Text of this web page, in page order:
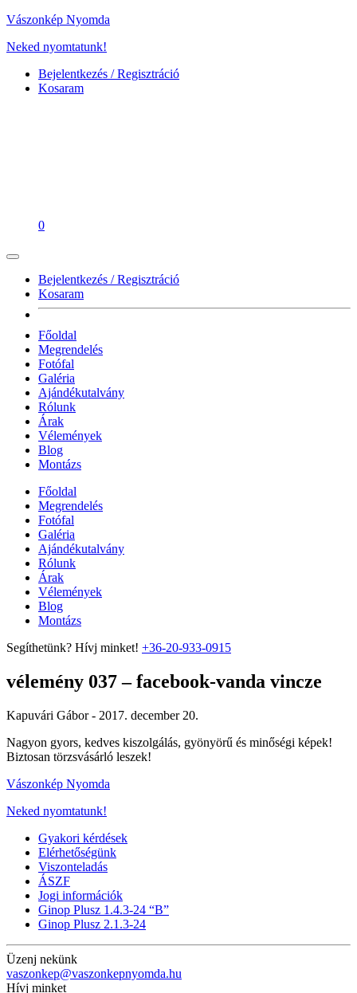
Vászonkép Nyomda
Neked nyomtatunk!
Bejelentkezés / Regisztráció
Kosaram
0
Bejelentkezés / Regisztráció
Kosaram
Főoldal
Megrendelés
Fotófal
Galéria
Ajándékutalvány
Rólunk
Árak
Vélemények
Blog
Montázs
Főoldal
Megrendelés
Fotófal
Galéria
Ajándékutalvány
Rólunk
Árak
Vélemények
Blog
Montázs
Segíthetünk? Hívj minket! +36-20-933-0915
vélemény 037 – facebook-vanda vincze
Kapuvári Gábor - 2017. december 20.
Nagyon gyors, kedves kiszolgálás, gyönyörű és minőségi képek!
Biztosan törzsvásárló leszek!
Vászonkép Nyomda
Neked nyomtatunk!
Gyakori kérdések
Elérhetőségünk
Viszonteladás
ÁSZF
Jogi információk
Ginop Plusz 1.4.3-24 “B”
Ginop Plusz 2.1.3-24
Üzenj nekünk
vaszonkep@vaszonkepnyomda.hu
Hívj minket